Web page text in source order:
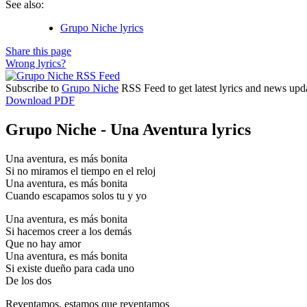
See also:
Grupo Niche lyrics
Share this page
Wrong lyrics?
Subscribe to Grupo Niche RSS Feed to get latest lyrics and news
Download PDF
Grupo Niche - Una Aventura lyrics
Una aventura, es más bonita
Si no miramos el tiempo en el reloj
Una aventura, es más bonita
Cuando escapamos solos tu y yo
Una aventura, es más bonita
Si hacemos creer a los demás
Que no hay amor
Una aventura, es más bonita
Si existe dueño para cada uno
De los dos
Reventamos, estamos que reventamos